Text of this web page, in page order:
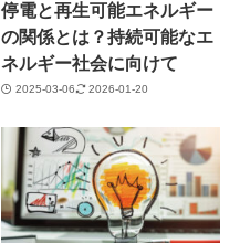
停電と再生可能エネルギー
の関係とは？持続可能なエ
ネルギー社会に向けて
2025-03-06 2026-01-20